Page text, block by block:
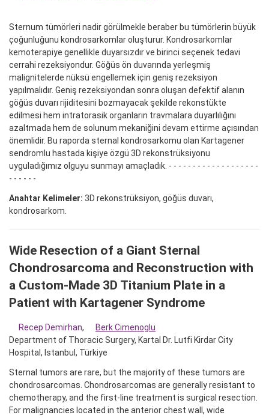
Sternum tümörleri nadir görülmekle beraber bu tümörlerin büyük
çoğunluğunu kondrosarkomlar oluşturur. Kondrosarkomlar
kemoterapiye genellikle duyarsızdır ve birinci seçenek tedavi
cerrahi rezeksiyondur. Göğüs ön duvarında yerleşmiş
malignitelerde nüksü engellemek için geniş rezeksiyon
yapılmalıdır. Geniş rezeksiyondan sonra oluşan defektif alanın
göğüs duvarı rijiditesini bozmayacak şekilde rekonstükte
edilmesi hem intratorasik organların travmalara duyarlılığını
azaltmada hem de solunum mekaniğini devam ettirme açısından
önemlidir. Bu raporda sternal kondrosarkomu olan Kartagener
sendromlu hastada kişiye özgü 3D rekonstrüksiyonu
uyguladığımız olguyu sunmayı amaçladık. - - - - - - - - - - - - - - - - - - -
- - - - - -
Anahtar Kelimeler: 3D rekonstrüksiyon, göğüs duvarı,
kondrosarkom.
Wide Resection of a Giant Sternal
Chondrosarcoma and Reconstruction with
a Custom-Made 3D Titanium Plate in a
Patient with Kartagener Syndrome
Recep Demirhan,
Berk Cimenoglu
Department of Thoracic Surgery, Kartal Dr. Lutfi Kirdar City
Hospital, Istanbul, Türkiye
Sternal tumors are rare, but the majority of these tumors are
chondrosarcomas. Chondrosarcomas are generally resistant to
chemotherapy, and the first-line treatment is surgical resection.
For malignancies located in the anterior chest wall, wide